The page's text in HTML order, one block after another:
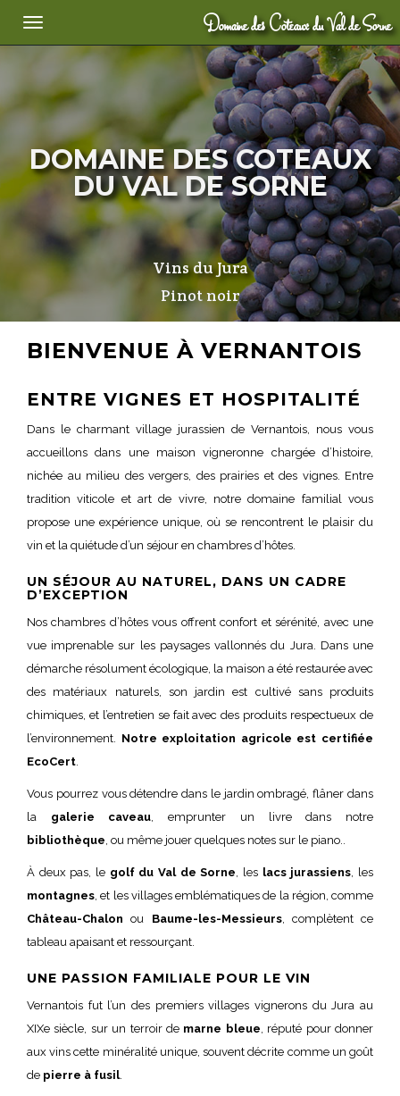
Toggle navigation Domaine des Coteaux du Val de Sorne
DOMAINE DES COTEAUX
DU VAL DE SORNE
Vins du Jura
Pinot noir
BIENVENUE À VERNANTOIS
ENTRE VIGNES ET HOSPITALITÉ
Dans le charmant village jurassien de Vernantois, nous vous
accueillons dans une maison vigneronne chargée d’histoire,
nichée au milieu des vergers, des prairies et des vignes. Entre
tradition viticole et art de vivre, notre domaine familial vous
propose une expérience unique, où se rencontrent le plaisir du
vin et la quiétude d’un séjour en chambres d’hôtes.
UN SÉJOUR AU NATUREL, DANS UN CADRE
D’EXCEPTION
Nos chambres d’hôtes vous offrent confort et sérénité, avec une
vue imprenable sur les paysages vallonnés du Jura. Dans une
démarche résolument écologique, la maison a été restaurée avec
des matériaux naturels, son jardin est cultivé sans produits
chimiques, et l’entretien se fait avec des produits respectueux de
l’environnement. Notre exploitation agricole est certifiée
EcoCert.
Vous pourrez vous détendre dans le jardin ombragé, flâner dans
la galerie caveau, emprunter un livre dans notre
bibliothèque, ou même jouer quelques notes sur le piano..
À deux pas, le golf du Val de Sorne, les lacs jurassiens, les
montagnes, et les villages emblématiques de la région, comme
Château-Chalon ou Baume-les-Messieurs, complètent ce
tableau apaisant et ressourçant.
UNE PASSION FAMILIALE POUR LE VIN
Vernantois fut l’un des premiers villages vignerons du Jura au
XIXe siècle, sur un terroir de marne bleue, réputé pour donner
aux vins cette minéralité unique, souvent décrite comme un goût
de pierre à fusil.